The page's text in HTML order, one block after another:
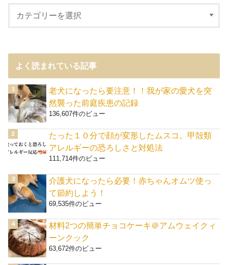
よく読まれている記事
老犬になったら要注意！！我が家の愛犬を突
然襲った前庭疾患の記録
136,607件のビュー
たった１０分で顔が変形したムスコ。甲殻類
アレルギーの恐ろしさと対処法
111,714件のビュー
介護犬になったら必要！赤ちゃんオムツ使っ
て節約しよう！
69,535件のビュー
材料2つの簡単チョコケーキ＠アムウェイクィ
ーンクック
63,672件のビュー